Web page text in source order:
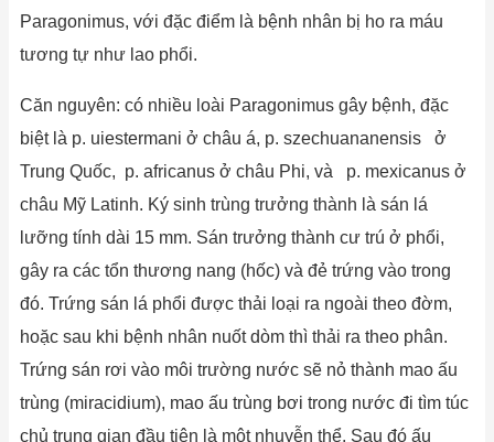
Paragonimus, với đặc điểm là bệnh nhân bị ho ra máu
tương tự như lao phổi.
Căn nguyên: có nhiều loài Paragonimus gây bệnh, đặc
biệt là p. uiestermani ở châu á, p. szechuananensis ở
Trung Quốc, p. africanus ở châu Phi, và p. mexicanus ở
châu Mỹ Latinh. Ký sinh trùng trưởng thành là sán lá
lưỡng tính dài 15 mm. Sán trưởng thành cư trú ở phổi,
gây ra các tổn thương nang (hốc) và đẻ trứng vào trong
đó. Trứng sán lá phổi được thải loại ra ngoài theo đờm,
hoặc sau khi bệnh nhân nuốt dòm thì thải ra theo phân.
Trứng sán rơi vào môi trường nước sẽ nỏ thành mao ấu
trùng (miracidium), mao ấu trùng bơi trong nước đi tìm túc
chủ trung gian đầu tiên là một nhuyễn thể. Sau đó ấu